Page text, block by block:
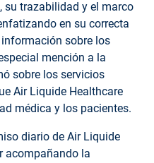
su trazabilidad y el marco
en su correcta
sobre los
mención a la
sobre los servicios
Air Liquide Healthcare
médica y los pacientes.
diario de Air Liquide
acompañando la